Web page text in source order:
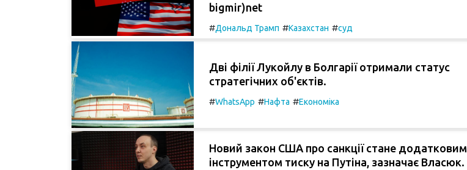
bigmir)net
#Дональд Трамп #Казахстан #суд
Дві філії Лукойлу в Болгарії отримали статус
стратегічних об'єктів.
#WhatsApp #Нафта #Економіка
Новий закон США про санкції стане додатковим
інструментом тиску на Путіна, зазначає Власюк.